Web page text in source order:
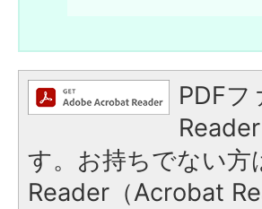
PDFフ
す。お持ちでない
Reader（Acrobat